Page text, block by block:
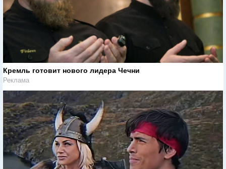
Кремль готовит нового лидера Чечни
Реклама